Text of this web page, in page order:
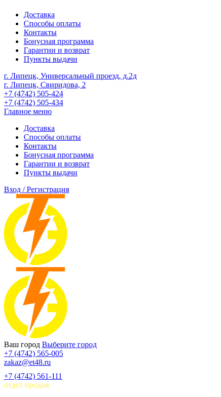
Доставка
Способы оплаты
Контакты
Бонусная программа
Гарантии и возврат
Пункты выдачи
г. Липецк, Универсальный проезд, д.2д
г. Липецк, Свиридова, 2
+7 (4742) 505-424
+7 (4742) 505-434
Главное меню
Доставка
Способы оплаты
Контакты
Бонусная программа
Гарантии и возврат
Пункты выдачи
Вход / Регистрация
Ваш город Выберите город
+7 (4742) 565-005
zakaz@et48.ru
+7 (4742) 561-111
отдел продаж